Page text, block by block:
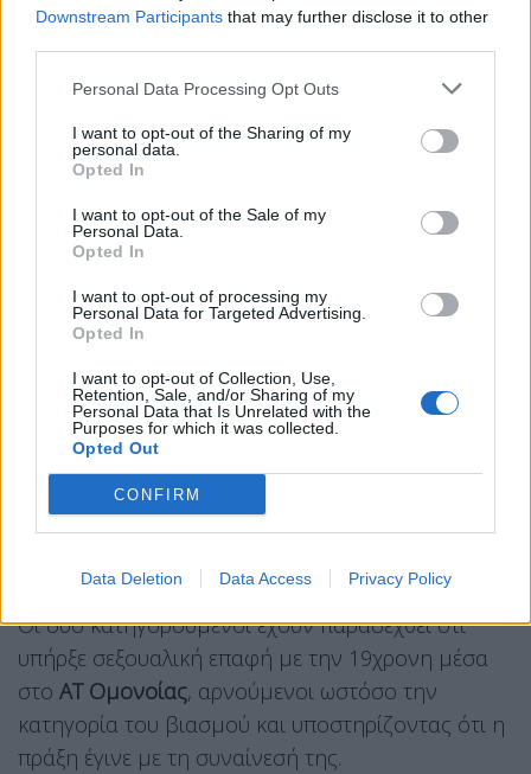
Downstream Participants that may further disclose it to other
Personal Data Processing Opt Outs
I want to opt-out of the Sharing of my
personal data.
Opted In
I want to opt-out of the Sale of my
Personal Data.
Opted In
I want to opt-out of processing my
Personal Data for Targeted Advertising.
Opted In
I want to opt-out of Collection, Use,
Retention, Sale, and/or Sharing of my
Personal Data that Is Unrelated with the
Purposes for which it was collected.
Opted Out
CONFIRM
Data Deletion Data Access Privacy Policy
υποστηρίξει, οι αστυνομικοί την παρέπεμψαν στο
ΑΤ Ομονοίας, όπου δύο εξ αυτών την οδήγησαν
στα αποδυτήρια και τη βίασαν, ενώ ένας τρίτος
κατέγραφε το περιστατικό.
Το σκεπτικό του εισαγγελέα
Κατά την αγόρευσή του, ο εισαγγελέας ανέφερε
ότι αποδείχθηκε πως υπήρξε
ωστόσο, κατά την εκτίμησή του, δεν προέκυψε με
την απαιτούμενη βεβαιότητα ότι αυτή
πραγματοποιήθηκε χωρίς
Η θέση αυτή προκάλεσε έντονες αντιδράσεις στο
ακροατήριο, με τον εισαγγελικό λειτουργό να
επισημαίνει πως το δικαστήριο καλείται να κρίνει
αποκλειστικά την ποινική ευθύνη των
κατηγορουμένων και όχι την ηθική διάσταση της
συμπεριφοράς τους.
Οι δύο κατηγορούμενοι έχουν παραδεχθεί ότι
υπήρξε σεξουαλική επαφή με την 19χρονη μέσα
στο ΑΤ Ομονοίας, αρνούμενοι ωστόσο την
κατηγορία του βιασμού και υποστηρίζοντας ότι η
πράξη έγινε με τη συναίνεσή της.